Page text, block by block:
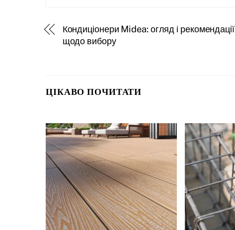
Кондиціонери Midea: огляд і рекомендації
щодо вибору
ЦІКАВО ПОЧИТАТИ